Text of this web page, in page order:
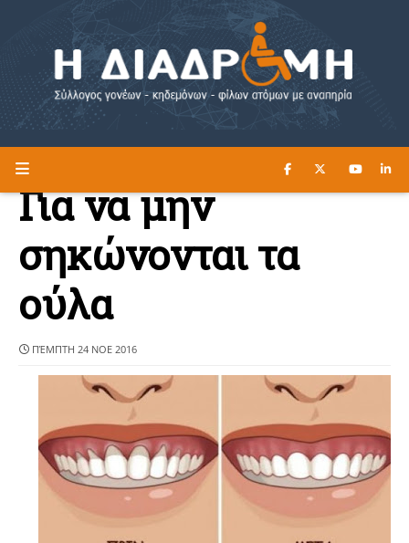
Η ΔΙΑΔΡΟΜΗ ΔΙΑΒΑΣΤΕ ΕΔΩ ►
Για να μην
σηκώνονται τα
ούλα
ΠΈΜΠΤΗ 24 ΝΟΕ 2016